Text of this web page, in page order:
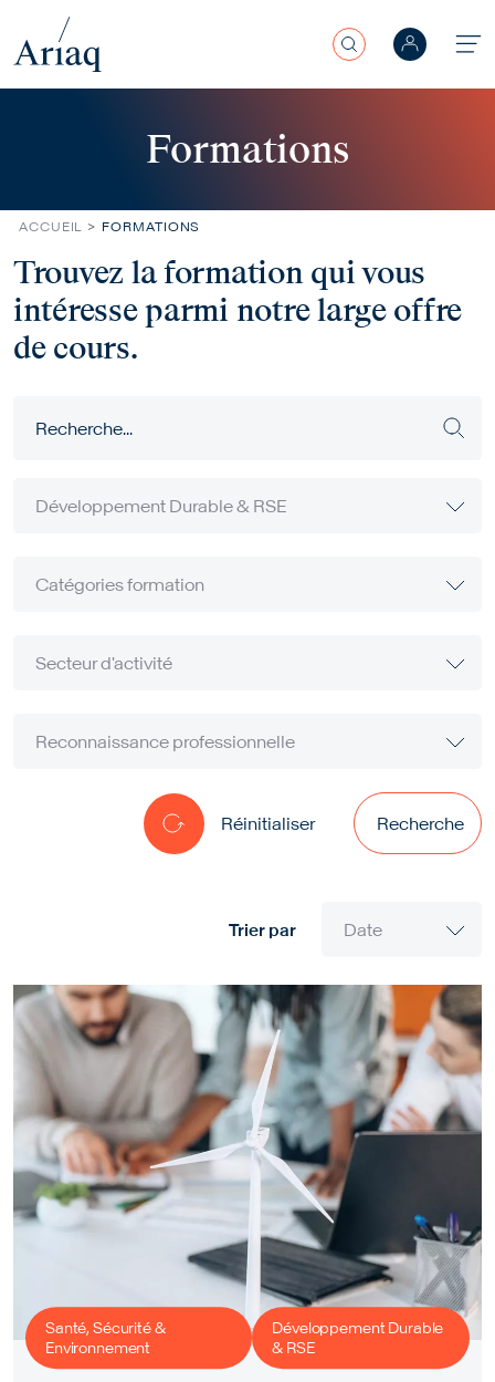
Formations
ACCUEIL FORMATIONS
Trouvez la formation qui vous
intéresse parmi notre large offre
de cours.
Trier par
Recherche
Réinitialiser
Santé, Sécurité &
Environnement
Développement Durable
& RSE